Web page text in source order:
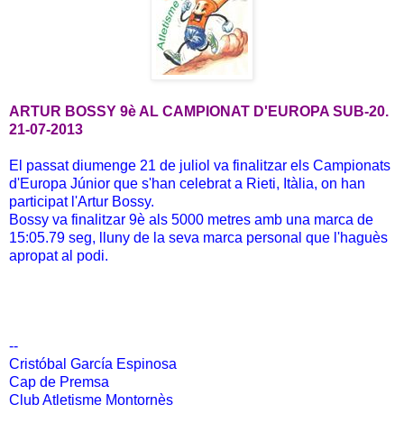
ARTUR BOSSY 9è AL CAMPIONAT D'EUROPA SUB-20.
21-07-2013
El passat diumenge 21 de juliol va finalitzar els Campionats
d'Europa Júnior que s'han celebrat a Rieti, Itàlia, on han
participat l'Artur Bossy.
Bossy va finalitzar 9è als 5000 metres amb una marca de
15:05.79 seg, lluny de la seva marca personal que l'haguès
apropat al podi.
--
Cristóbal García Espinosa
Cap de Premsa
Club Atletisme Montornès